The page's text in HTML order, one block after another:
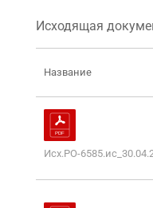
Исходящая
Название
Исх.РО-